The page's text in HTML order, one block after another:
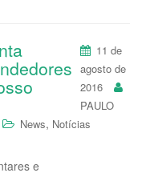
11 de
agosto de
2016
PAULO
News, Notícias
e